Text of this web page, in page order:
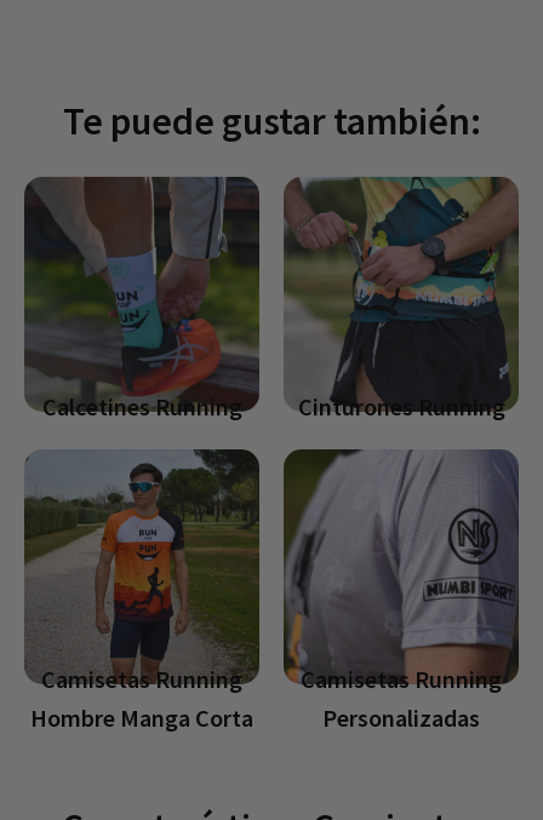
Te puede gustar también:
Calcetines Running Cinturones Running
Camisetas Running
Hombre Manga Corta
Camisetas Running
Personalizadas